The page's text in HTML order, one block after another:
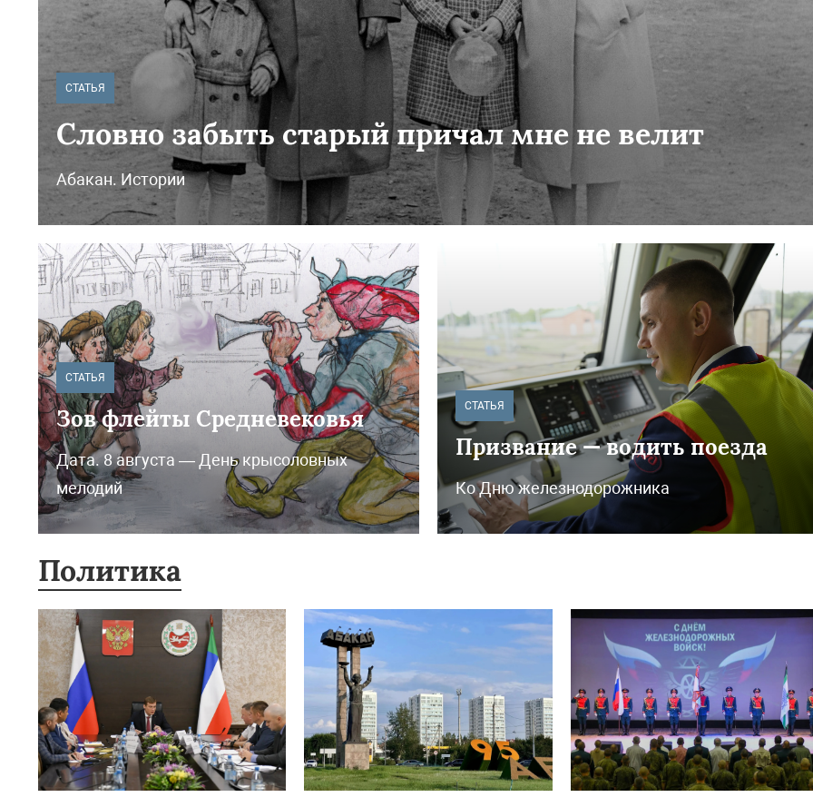
СТАТЬЯ
Словно забыть старый причал мне не велит
Абакан. Истории
СТАТЬЯ
Зов флейты Средневековья
Дата. 8 августа — День крысоловных
мелодий
СТАТЬЯ
Призвание — водить поезда
Ко Дню железнодорожника
Политика